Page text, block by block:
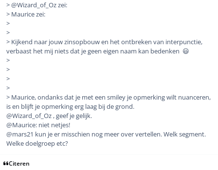
> @Wizard_of_Oz zei:
> Maurice zei:
>
>
> Kijkend naar jouw zinsopbouw en het ontbreken van interpunctie,
verbaast het mij niets dat je geen eigen naam kan bedenken 😃
>
>
>
>
> Maurice, ondanks dat je met een smiley je opmerking wilt nuanceren,
is en blijft je opmerking erg laag bij de grond.
@Wizard_of_Oz , geef je gelijk.
@Maurice: niet netjes!
@mars21 kun je er misschien nog meer over vertellen. Welk segment.
Welke doelgroep etc?
Citeren